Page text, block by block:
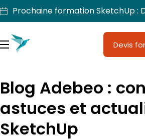
Aller
au
contenu
Prochaine formation SketchUp :
MenuJe suis
Licences SketchUp
Nos produits
Devis
Blog Adebeo :
astuces et
SketchUp